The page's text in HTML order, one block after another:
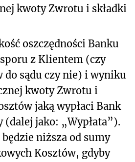
kwoty Zwrotu i składki
oszczędności Banku
z Klientem (czy
do sądu czy nie) i wyniku
kwoty Zwrotu i
jaką wypłaci Bank
(dalej jako: „Wypłata”).
będzie niższa od sumy
Kosztów, gdyby